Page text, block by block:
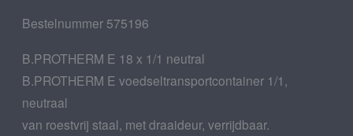
Bestelnummer 575196
B.PROTHERM E 18 x 1/1 neutral
B.PROTHERM E voedseltransportcontainer 1/1,
neutraal
van roestvrij staal, met draaideur, verrijdbaar.